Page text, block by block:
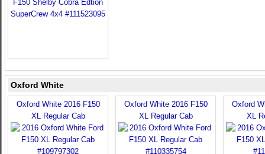
Oxford White
Oxford White 2016 F150
XL Regular Cab
Oxford White 2016 F150
XL Regular Cab
Oxford
XL